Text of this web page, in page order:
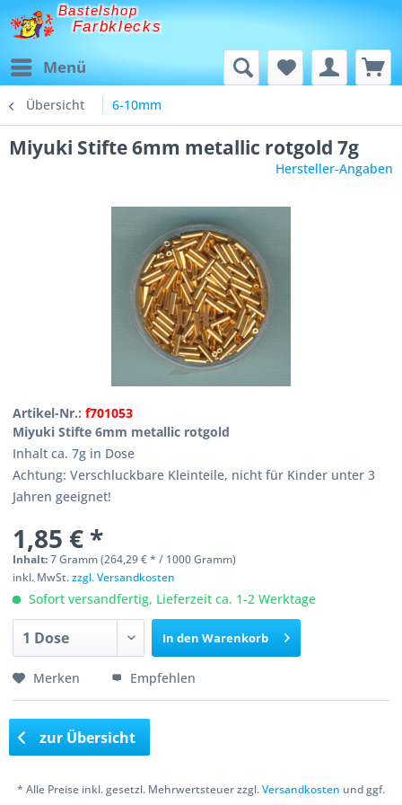
Bastelshop
Farbklecks
Menü
Übersicht 6-10mm
Miyuki Stifte 6mm metallic rotgold 7g
Hersteller-Angaben
Artikel-Nr.:f701053
Miyuki Stifte 6mm metallic rotgold
Inhalt ca. 7g in Dose
Achtung: Verschluckbare Kleinteile, nicht für Kinder unter 3
Jahren geeignet!
1,85 € *
Inhalt:7 Gramm (264,29 € * / 1000 Gramm)
inkl. MwSt.zzgl. Versandkosten
Sofort versandfertig, Lieferzeit ca. 1-2 Werktage
In den Warenkorb
Merken Empfehlen
zur Übersicht
* Alle Preise inkl. gesetzl. Mehrwertsteuer zzgl.Versandkosten und ggf.